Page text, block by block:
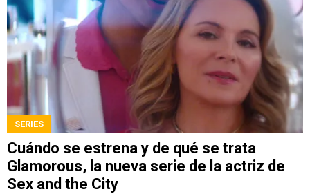
SERIES
Cuándo se estrena y de qué se trata
Glamorous, la nueva serie de la actriz de
Sex and the City